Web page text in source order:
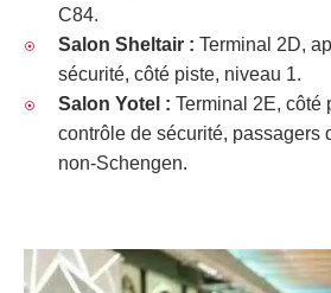
C84.
Salon Sheltair : Terminal 2D,
sécurité, côté piste, niveau 1.
Salon Yotel : Terminal 2E, côté
contrôle de sécurité, passagers
non-Schengen.